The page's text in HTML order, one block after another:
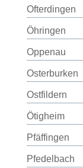
Ofterdingen
Öhringen
Oppenau
Osterburken
Ostfildern
Ötigheim
Pfäffingen
Pfedelbach